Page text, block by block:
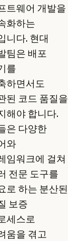
트웨어 개발을
화하는
니다. 현대
팀은 배포
를
하면서도
된 코드 품질을
해야 합니다.
은 다양한
와
임워크에 걸쳐
전문 도구를
로 하는 분산된
보증
세스로
움을 겪고